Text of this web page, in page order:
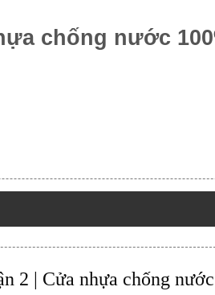
chống nước
2 | Cửa nhựa chống